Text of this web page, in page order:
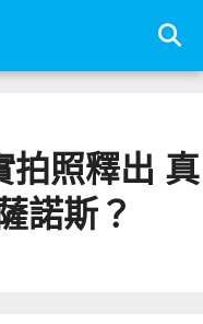
照釋出 真
諾斯？